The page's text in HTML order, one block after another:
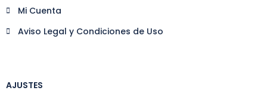
Mi Cuenta
Aviso Legal y Condiciones de Uso
AJUSTES